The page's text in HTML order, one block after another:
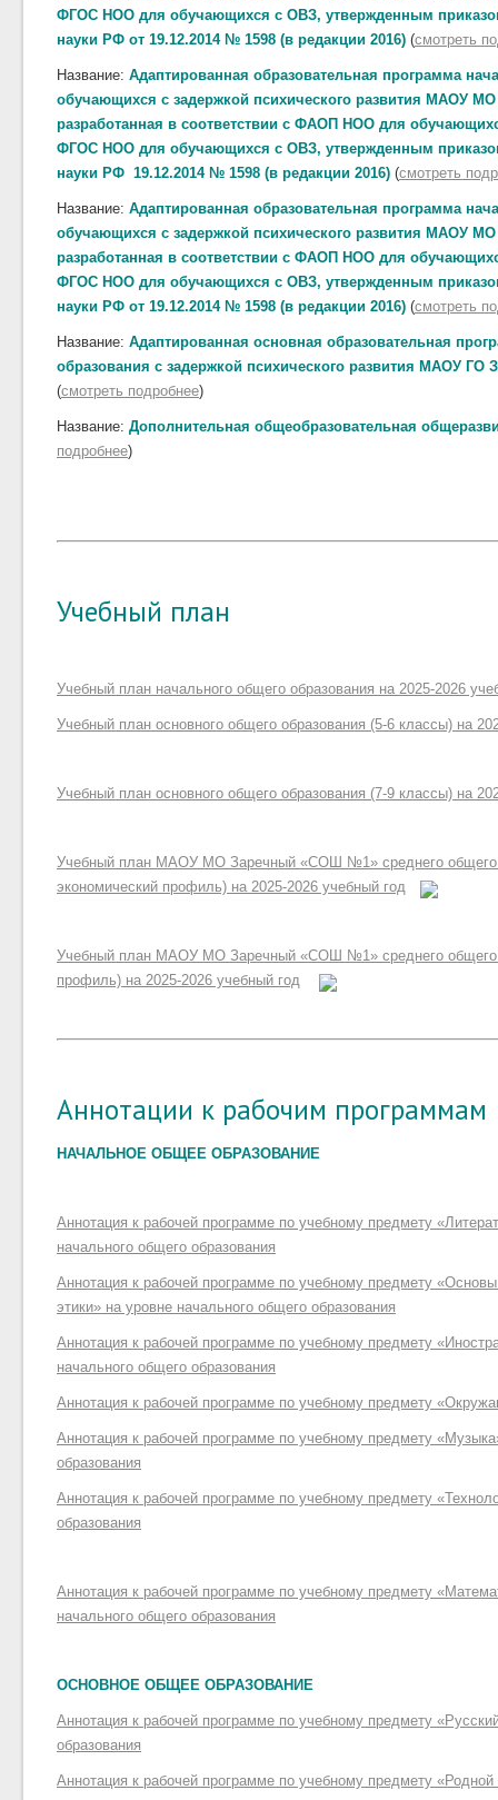
ФГОС НОО для обучающихся с ОВЗ, утвержденным
науки РФ от 19.12.2014 № 1598 (в редакции 2016) (смотреть
Название: Адаптированная образовательная программа
обучающихся с задержкой психического развития МАОУ
разработанная в соответствии с ФАОП НОО для
ФГОС НОО для обучающихся с ОВЗ, утвержденным
науки РФ 19.12.2014 № 1598 (в редакции 2016) (смотреть
Название: Адаптированная образовательная программа
обучающихся с задержкой психического развития МАОУ
разработанная в соответствии с ФАОП НОО для
ФГОС НОО для обучающихся с ОВЗ, утвержденным
науки РФ от 19.12.2014 № 1598 (в редакции 2016) (смотреть
Название: Адаптированная основная образовательная
образования с задержкой психического развития МАОУ
(смотреть подробнее)
Название: Дополнительная общеобразовательная
подробнее)
Учебный план
Учебный план начального общего образования на 2025-2026
Учебный план основного общего образования (5-6 классы) на
Учебный план основного общего образования (7-9 классы) на
Учебный план МАОУ МО Заречный «СОШ №1» среднего общего
экономический профиль) на 2025-2026 учебный год
Учебный план МАОУ МО Заречный «СОШ №1» среднего общего
профиль) на 2025-2026 учебный год
Аннотации к рабочим программам
НАЧАЛЬНОЕ ОБЩЕЕ ОБРАЗОВАНИЕ
Аннотация к рабочей программе по учебному предмету
начального общего образования
Аннотация к рабочей программе по учебному предмету «Основы
этики» на уровне начального общего образования
Аннотация к рабочей программе по учебному предмету
начального общего образования
Аннотация к рабочей программе по учебному предмету
Аннотация к рабочей программе по учебному предмету
образования
Аннотация к рабочей программе по учебному предмету
образования
Аннотация к рабочей программе по учебному предмету
начального общего образования
ОСНОВНОЕ ОБЩЕЕ ОБРАЗОВАНИЕ
Аннотация к рабочей программе по учебному предмету
образования
Аннотация к рабочей программе по учебному предмету «Родной